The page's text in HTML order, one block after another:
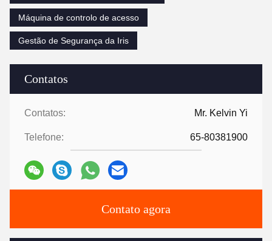
Contatos
Contatos: Mr. Kelvin Yi
Telefone: 65-80381900
Contato agora
Máquina de controlo de acesso
Gestão de Segurança da Iris